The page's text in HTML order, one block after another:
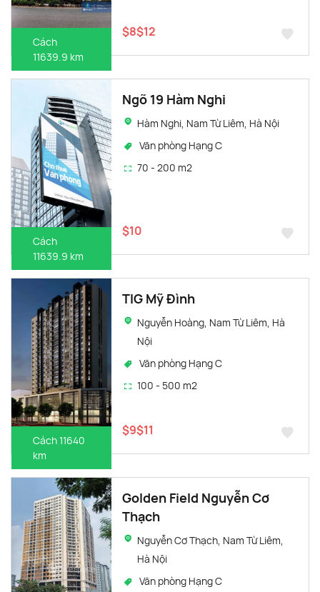
Cách
11639.9 km
$8$12
Cách
11639.9 km
Ngõ 19 Hàm Nghi
Hàm Nghi, Nam Từ Liêm, Hà Nội
Văn phòng Hạng C
70 - 200 m2
$10
Cách 11640
km
TIG Mỹ Đình
Nguyễn Hoàng, Nam Từ Liêm, Hà
Nội
Văn phòng Hạng C
100 - 500 m2
$9$11
Golden Field Nguyễn Cơ
Thạch
Nguyễn Cơ Thạch, Nam Từ Liêm,
Hà Nội
Văn phòng Hạng C